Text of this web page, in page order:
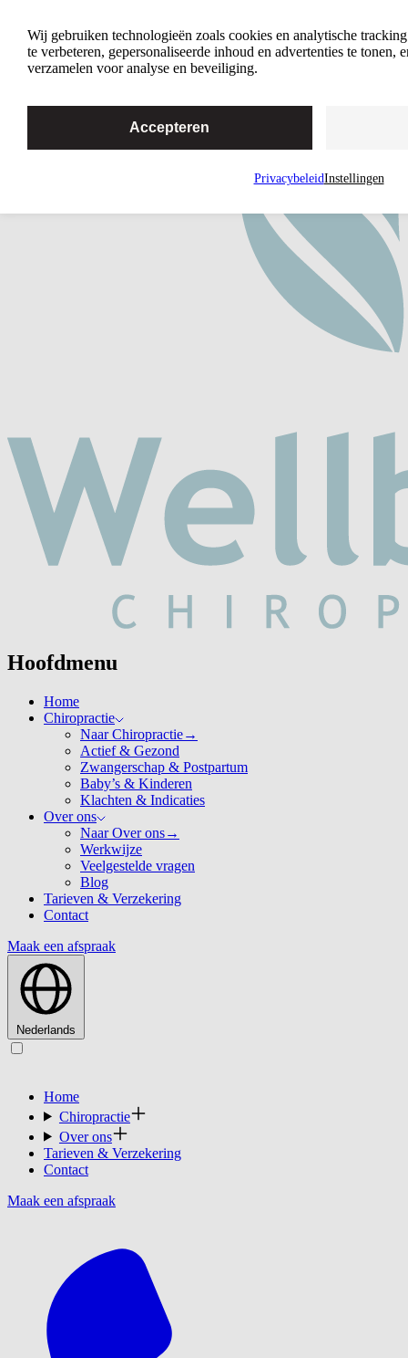
Home
Hoofdmenu
Home
Chiropractie
Naar Chiropractie→
Actief & Gezond
Zwangerschap & Postpartum
Baby’s & Kinderen
Klachten & Indicaties
Over ons
Naar Over ons→
Werkwijze
Veelgestelde vragen
Blog
Tarieven & Verzekering
Contact
Maak een afspraak
Nederlands
Home
Chiropractie
Over ons
Tarieven & Verzekering
Contact
Maak een afspraak
Wij gebruiken technologieën zoals cookies en analytische
te verbeteren, gepersonaliseerde inhoud en advertenties te tonen,
verzamelen voor analyse en beveiliging.
Accepteren
PrivacybeleidInstellingen